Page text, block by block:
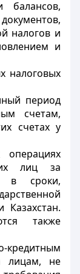
балансов,
налогов и
и
налоговых
период
счетам,
счетах у
операциях
лиц за
сроки,
Казахстан.
также
кредитным
лицам, не